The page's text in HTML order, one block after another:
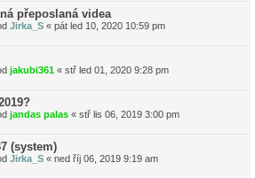
přeposlaná videa
Jirka_S « pát led 10, 2020 10:59 pm
jakubi361 « stř led 01, 2020 9:28 pm
jandas palas « stř lis 06, 2019 3:00 pm
(system)
Jirka_S « ned říj 06, 2019 9:19 am